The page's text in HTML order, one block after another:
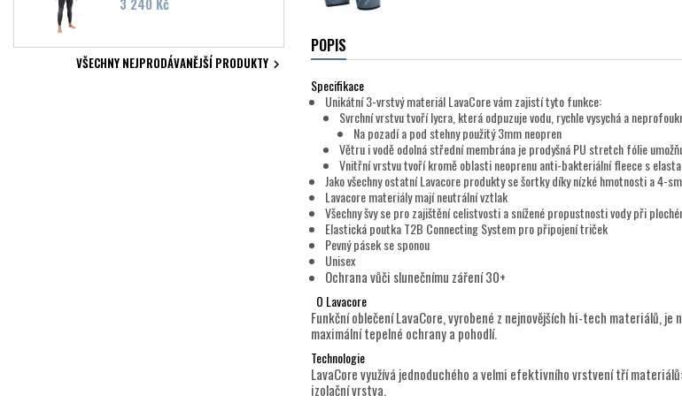
VŠECHNY NEJPRODÁVANĚJŠÍ PRODUKTY 
POPIS
Specifikace
Unikátní 3-vrstvý materiál LavaCore vám zajistí tyto funkce:
Svrchní vrstvu tvoří lycra, která odpuzuje vodu, rychle vysychá a
Na pozadí a pod stehny použitý 3mm neopren
Větru i vodě odolná střední membrána je prodyšná PU stretch fólie
Vnitřní vrstvu tvoří kromě oblasti neoprenu anti-bakteriální fleece s
Jako všechny ostatní Lavacore produkty se šortky díky nízké hmotnosti a 4-
Lavacore materiály mají neutrální vztlak
Všechny švy se pro zajištění celistvosti a snížené propustnosti vody při
Elastická poutka T2B Connecting System pro připojení triček
Pevný pásek se sponou
Unisex
Ochrana vůči slunečnímu záření 30+
O Lavacore
Funkční oblečení LavaCore, vyrobené z nejnovějších hi-tech materiálů,
maximální tepelné ochrany a pohodlí.
Technologie
LavaCore využívá jednoduchého a velmi efektivního vrstvení tří
izolační vrstva.